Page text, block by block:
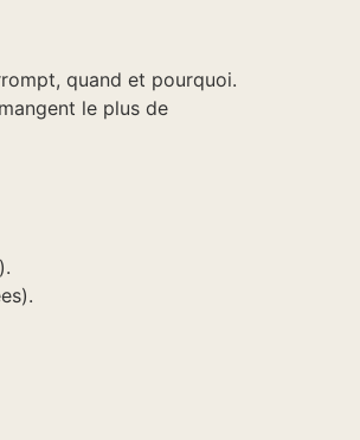
quand et pourquoi.
le plus de